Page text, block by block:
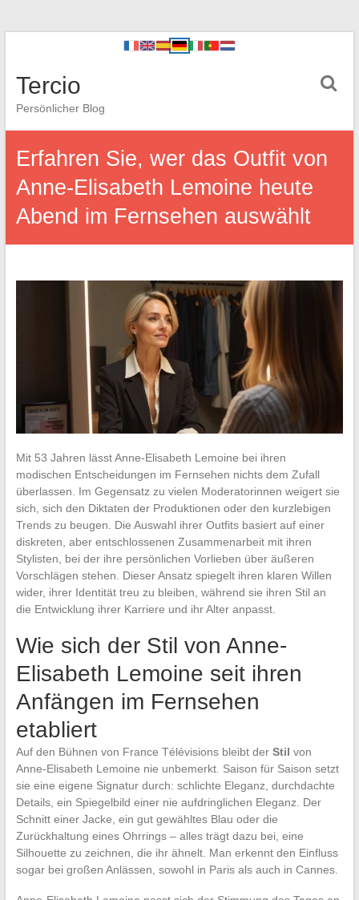
Tercio
Persönlicher Blog
Erfahren Sie, wer das Outfit von
Anne-Elisabeth Lemoine heute
Abend im Fernsehen auswählt
Mit 53 Jahren lässt Anne-Elisabeth Lemoine bei ihren
modischen Entscheidungen im Fernsehen nichts dem Zufall
überlassen. Im Gegensatz zu vielen Moderatorinnen weigert sie
sich, sich den Diktaten der Produktionen oder den kurzlebigen
Trends zu beugen. Die Auswahl ihrer Outfits basiert auf einer
diskreten, aber entschlossenen Zusammenarbeit mit ihren
Stylisten, bei der ihre persönlichen Vorlieben über äußeren
Vorschlägen stehen. Dieser Ansatz spiegelt ihren klaren Willen
wider, ihrer Identität treu zu bleiben, während sie ihren Stil an
die Entwicklung ihrer Karriere und ihr Alter anpasst.
Wie sich der Stil von Anne-
Elisabeth Lemoine seit ihren
Anfängen im Fernsehen
etabliert
Auf den Bühnen von France Télévisions bleibt der Stil von
Anne-Elisabeth Lemoine nie unbemerkt. Saison für Saison setzt
sie eine eigene Signatur durch: schlichte Eleganz, durchdachte
Details, ein Spiegelbild einer nie aufdringlichen Eleganz. Der
Schnitt einer Jacke, ein gut gewähltes Blau oder die
Zurückhaltung eines Ohrrings – alles trägt dazu bei, eine
Silhouette zu zeichnen, die ihr ähnelt. Man erkennt den Einfluss
sogar bei großen Anlässen, sowohl in Paris als auch in Cannes.